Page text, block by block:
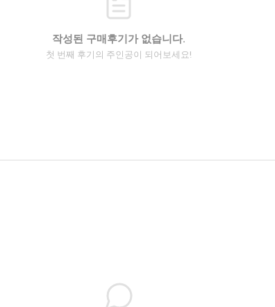
작성된 구매후기가 없습니다.
첫 번째 후기의 주인공이 되어보세요!